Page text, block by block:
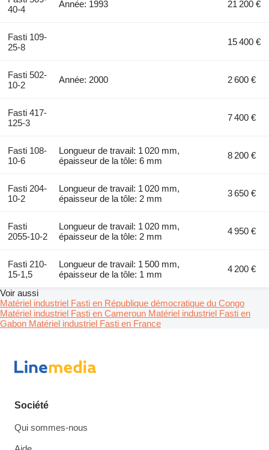
40-4
Année: 1993 21 200 €
Fasti 109-
25-8
15 400 €
Fasti 502-
10-2
Année: 2000 2 600 €
Fasti 417-
125-3
7 400 €
Fasti 108-
10-6
Longueur de travail: 1 020 mm,
épaisseur de la tôle: 6 mm
8 200 €
Fasti 204-
10-2
Longueur de travail: 1 020 mm,
épaisseur de la tôle: 2 mm
3 650 €
Fasti
2055-10-2
Longueur de travail: 1 020 mm,
épaisseur de la tôle: 2 mm
4 950 €
Fasti 210-
15-1,5
Longueur de travail: 1 500 mm,
épaisseur de la tôle: 1 mm
4 200 €
Voir aussi
Matériel industriel Fasti en République démocratique du Congo
Matériel industriel Fasti en Cameroun Matériel industriel Fasti en
Gabon Matériel industriel Fasti en France
Société
Qui sommes-nous